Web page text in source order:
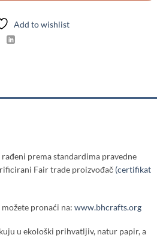
Add to wishlist
prema standardima pravedne
Fair trade proizvođač (certifikat
pronaći na: www.bhcrafts.org
u ekološki prihvatljiv, natur papir, a